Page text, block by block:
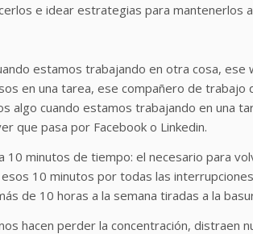
e idear estrategias para mantenerlos
estamos trabajando en otra cosa, ese
en una tarea, ese compañero de trabajo
algo cuando estamos trabajando en una
que pasa por Facebook o Linkedin.
10 minutos de tiempo: el necesario para
10 minutos por todas las
de 10 horas a la semana tiradas a la
hacen perder la concentración, distraen